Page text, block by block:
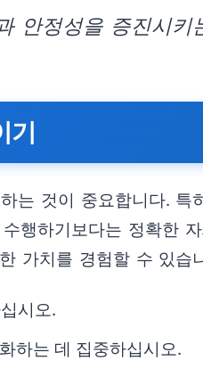
안정성을 증진시키
기
는 것이 중요합니다. 특
행하기보다는 정확한
가치를 경험할 수 있습
시오.
하는 데 집중하십시오.